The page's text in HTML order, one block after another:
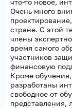
что-то новое,
Очень много
стране. С этой
члены
время самого
участников
финансовую
Кроме
разработаны
свободное от
представления,